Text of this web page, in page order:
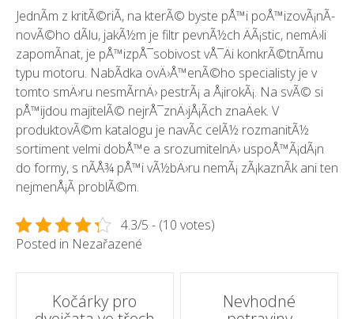
JednÃ­m z kritÃ©riÃ­, na kterÃ© byste pÅ™i poÅ™izovÃ¡nÃ­
novÃ©ho dÃ­lu, jakÃ½m je filtr pevnÃ½ch ÄÃ¡stic, nemÄ›li
zapomÃ­nat, je pÅ™izpÅ¯sobivost vÅ¯Äi konkrÃ©tnÃ­mu
typu motoru. NabÃ­dka ovÄ›Å™enÃ©ho specialisty je v
tomto smÄ›ru nesmÃ­rnÄ› pestrÃ¡ a Å¡irokÃ¡. Na svÃ© si
pÅ™ijdou majitelÃ© nejrÅ¯znÄ›jÅ¡Ã­ch znaÄek. V
produktovÃ©m katalogu je navÃ­c celÃ½ rozmanitÃ½
sortiment velmi dobÅ™e a srozumitelnÄ› uspoÅ™Ã¡dÃ¡n
do formy, s nÃ­Å¾ pÅ™i vÃ½bÄ›ru nemÃ¡ zÃ¡kaznÃ­k ani ten
nejmenÅ¡Ã­ problÃ©m.
4.3/5 - (10 votes)
Posted in Nezařazené
PostKočárky pro
Nevhodné